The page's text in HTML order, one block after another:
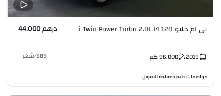
بي ام دبليو 120 i Twin Power Turbo 2.0L I4 درهم 44,000
2019
96,000كم 689
/شهر
مواصفات خليجية•متاحة للتمويل